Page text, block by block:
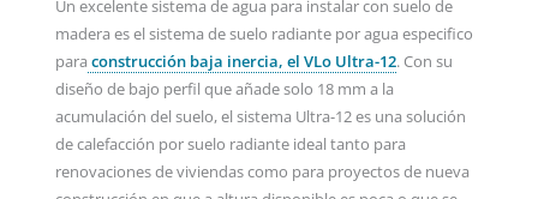
Un excelente sistema de agua para instalar con suelo de
madera es el sistema de suelo radiante por agua especifico
para construcción baja inercia, el VLo Ultra-12. Con su
diseño de bajo perfil que añade solo 18 mm a la
acumulación del suelo, el sistema Ultra-12 es una solución
de calefacción por suelo radiante ideal tanto para
renovaciones de viviendas como para proyectos de nueva